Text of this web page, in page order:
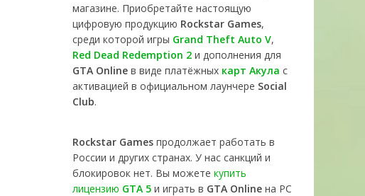
магазине. Приобретайте настоящую
цифровую продукцию Rockstar Games,
среди которой игры Grand Theft Auto V,
Red Dead Redemption 2 и дополнения для
GTA Online в виде платёжных карт Акула с
активацией в официальном лаунчере Social
Club.
Rockstar Games продолжает работать в
России и других странах. У нас санкций и
блокировок нет. Вы можете купить
лицензию GTA 5 и играть в GTA Online на PC